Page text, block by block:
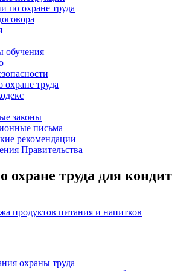
по охране труда
обучения
охране труда
законы
письма
рекомендации
Правительства
охране труда для
продуктов питания и напитков
охраны труда